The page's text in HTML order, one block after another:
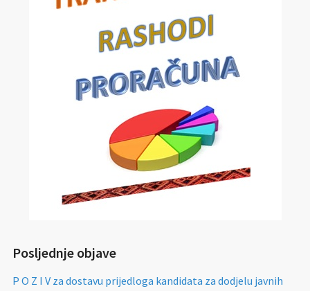
Posljednje objave
P O Z I V za dostavu prijedloga kandidata za dodjelu javnih